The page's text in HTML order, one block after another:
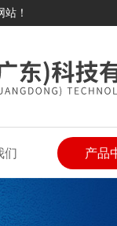
！
们 产品